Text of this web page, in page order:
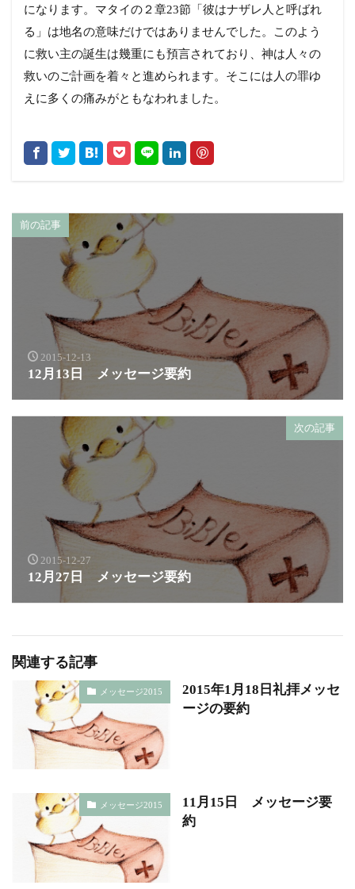
になります。マタイの２章23節「彼はナザレ人と呼ばれ
る」は地名の意味だけではありませんでした。このよう
に救い主の誕生は幾重にも預言されており、神は人々の
救いのご計画を着々と進められます。そこには人の罪ゆ
えに多くの痛みがともなわれました。
前の記事
2015-12-13
12月13日 メッセージ要約
次の記事
2015-12-27
12月27日 メッセージ要約
関連する記事
メッセージ2015
2015年1月18日礼拝メッセ
ージの要約
メッセージ2015
11月15日 メッセージ要
約